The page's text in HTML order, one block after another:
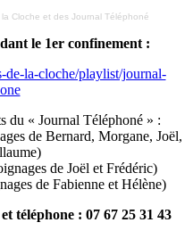
Cloche et des Journal Téléphoné
le 1er confinement :
de-la-cloche/playlist/journal-
du « Journal Téléphoné » :
de Bernard, Morgane, Joël,
de Joël et Frédéric)
de Fabienne et Hélène)
téléphone : 07 67 25 31 43